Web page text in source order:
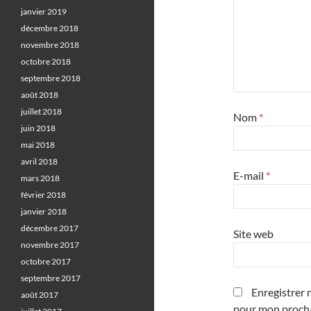
Nom *
E-mail *
Site web
Enregistrer
janvier 2019
décembre 2018
novembre 2018
octobre 2018
septembre 2018
août 2018
juillet 2018
juin 2018
mai 2018
avril 2018
mars 2018
février 2018
janvier 2018
décembre 2017
novembre 2017
octobre 2017
septembre 2017
août 2017